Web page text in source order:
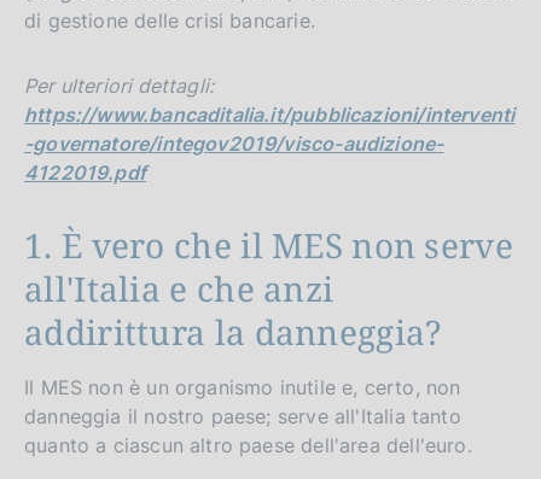
di gestione delle crisi bancarie.
Per ulteriori dettagli:
https://www.bancaditalia.it/pubblicazioni/interventi
-governatore/integov2019/visco-audizione-
4122019.pdf
1. È vero che il MES non serve
all'Italia e che anzi
addirittura la danneggia?
Il MES non è un organismo inutile e, certo, non
danneggia il nostro paese; serve all'Italia tanto
quanto a ciascun altro paese dell'area dell'euro.